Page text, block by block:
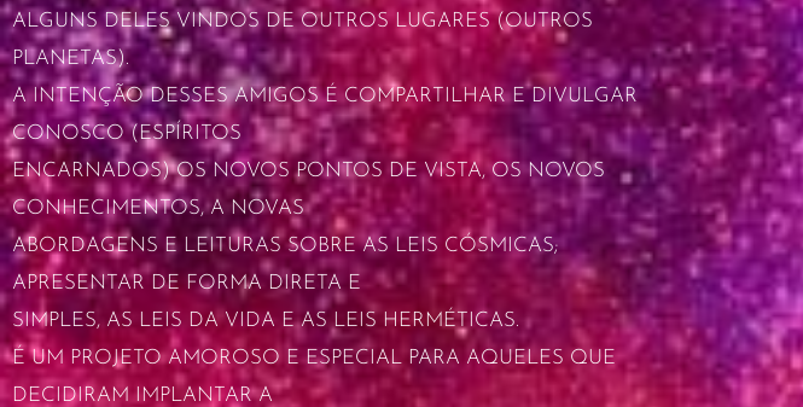
ALGUNS DELES VINDOS DE OUTROS LUGARES (OUTROS
PLANETAS).
A INTENÇÃO DESSES AMIGOS É COMPARTILHAR E DIVULGAR
CONOSCO (ESPÍRITOS
ENCARNADOS) OS NOVOS PONTOS DE VISTA, OS NOVOS
CONHECIMENTOS, A NOVAS
ABORDAGENS E LEITURAS SOBRE AS LEIS CÓSMICAS;
APRESENTAR DE FORMA DIRETA E
SIMPLES, AS LEIS DA VIDA E AS LEIS HERMÉTICAS.
É UM PROJETO AMOROSO E ESPECIAL PARA AQUELES QUE
DECIDIRAM IMPLANTAR A